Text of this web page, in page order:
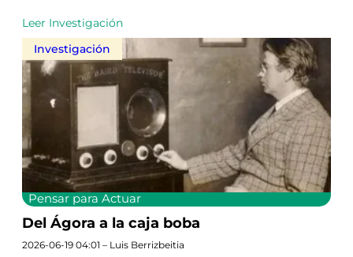
Leer Investigación
Investigación
Pensar para Actuar
Del Ágora a la caja boba
2026-06-19 04:01 – Luis Berrizbeitia